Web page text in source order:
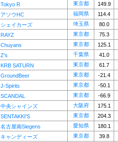
Tokyo R 東京都
149.9
アソウHC 福岡県
114.4
シェイカーズ 埼玉県
80.0
RAYZ 東京都
75.3
Chuyans 東京都
125.1
Z's 千葉県
41.0
KRB SATURN 東京都
61.7
GroundBeer 東京都
-21.4
J-Spirits 東京都
-50.1
SCANDAL 東京都
-66.9
中央シャインズ 大阪府 175.1
SENTAKKI'S 東京都
204.3
名古屋南Siegens 愛知県
180.1
キャンディーズ 東京都
39.8